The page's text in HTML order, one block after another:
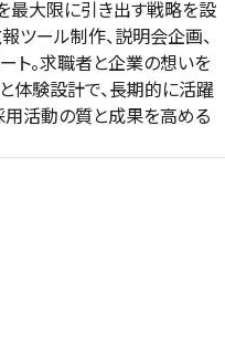
最大限に引き出す戦略を設
ツール制作、説明会企画、
ト。求職者と企業の想いを
体験設計で、長期的に活躍
用活動の質と成果を高める